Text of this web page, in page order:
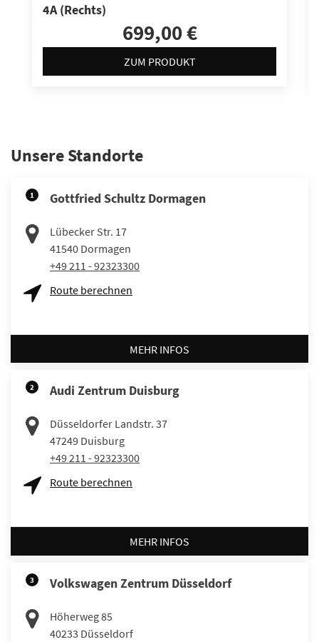
4A (Rechts)
699,00 €
ZUM PRODUKT
Unsere Standorte
1 Gottfried Schultz Dormagen
Lübecker Str. 17
41540 Dormagen
+49 211 - 92323300
Route berechnen
MEHR INFOS
2 Audi Zentrum Duisburg
Düsseldorfer Landstr. 37
47249 Duisburg
+49 211 - 92323300
Route berechnen
MEHR INFOS
3 Volkswagen Zentrum Düsseldorf
Höherweg 85
40233 Düsseldorf